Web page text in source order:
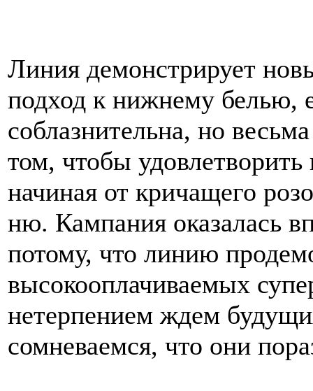
Линия демонстрирует
подход к нижнему белью,
соблазнительна, но
том, чтобы
начиная от кричащего
ню. Кампания оказалась
потому, что линию
высокооплачиваемых
нетерпением ждем
сомневаемся, что они